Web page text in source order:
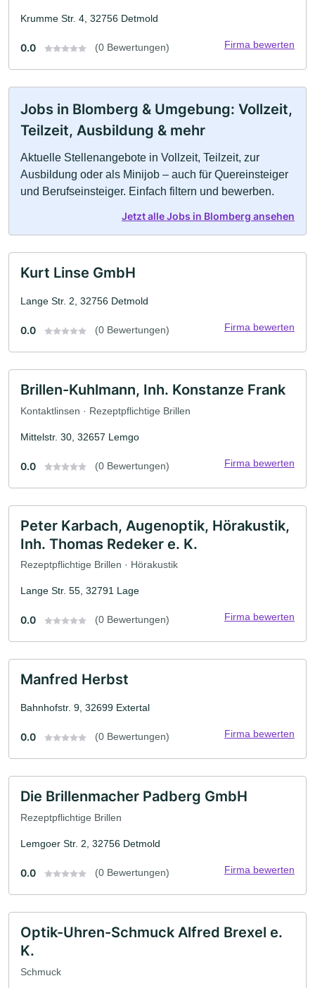
Krumme Str. 4, 32756 Detmold
0.0 (0 Bewertungen) Firma bewerten
Jobs in Blomberg & Umgebung: Vollzeit,
Teilzeit, Ausbildung & mehr
Aktuelle Stellenangebote in Vollzeit, Teilzeit, zur
Ausbildung oder als Minijob – auch für Quereinsteiger
und Berufseinsteiger. Einfach filtern und bewerben.
Jetzt alle Jobs in Blomberg ansehen
Kurt Linse GmbH
Lange Str. 2, 32756 Detmold
0.0 (0 Bewertungen) Firma bewerten
Brillen-Kuhlmann, Inh. Konstanze Frank
Kontaktlinsen · Rezeptpflichtige Brillen
Mittelstr. 30, 32657 Lemgo
0.0 (0 Bewertungen) Firma bewerten
Peter Karbach, Augenoptik, Hörakustik,
Inh. Thomas Redeker e. K.
Rezeptpflichtige Brillen · Hörakustik
Lange Str. 55, 32791 Lage
0.0 (0 Bewertungen) Firma bewerten
Manfred Herbst
Bahnhofstr. 9, 32699 Extertal
0.0 (0 Bewertungen) Firma bewerten
Die Brillenmacher Padberg GmbH
Rezeptpflichtige Brillen
Lemgoer Str. 2, 32756 Detmold
0.0 (0 Bewertungen) Firma bewerten
Optik-Uhren-Schmuck Alfred Brexel e.
K.
Schmuck